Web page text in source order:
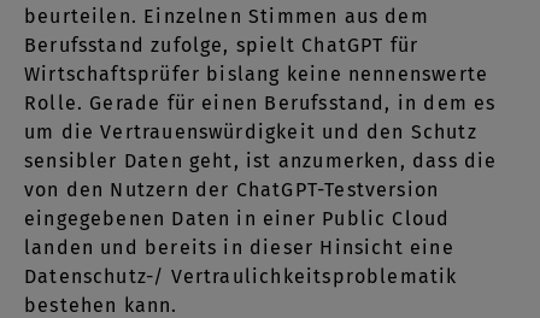
beurteilen. Einzelnen Stimmen aus dem
Berufsstand zufolge, spielt ChatGPT für
Wirtschaftsprüfer bislang keine nennenswerte
Rolle. Gerade für einen Berufsstand, in dem es
um die Vertrauenswürdigkeit und den Schutz
sensibler Daten geht, ist anzumerken, dass die
von den Nutzern der ChatGPT-Testversion
eingegebenen Daten in einer Public Cloud
landen und bereits in dieser Hinsicht eine
Datenschutz-/ Vertraulichkeitsproblematik
bestehen kann.